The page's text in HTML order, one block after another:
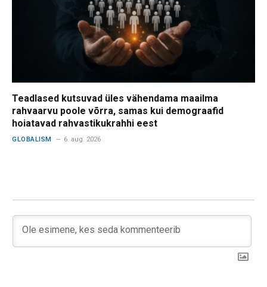
Teadlased kutsuvad üles vähendama maailma
rahvaarvu poole võrra, samas kui demograafid
hoiatavad rahvastikukrahhi eest
GLOBALISM 6. aug. 2026